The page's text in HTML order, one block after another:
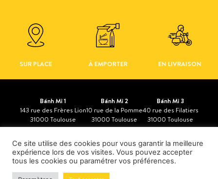
SUR PLACE À EMPORTER EN LIVRAISON
Bánh Mì 1
143 rue des Frères Lion
31000 Toulouse
Bánh Mì 2
10 rue de la Pomme
31000 Toulouse
Bánh Mì 3
40 rue des Filatiers
31000 Toulouse
11 rue Henri Jansou
31200 Toulouse
Ce site utilise des cookies pour vous garantir la meilleure
expérience lors de vos visites. Vous pouvez accepter
tous les cookies ou paramétrer vos préférences.